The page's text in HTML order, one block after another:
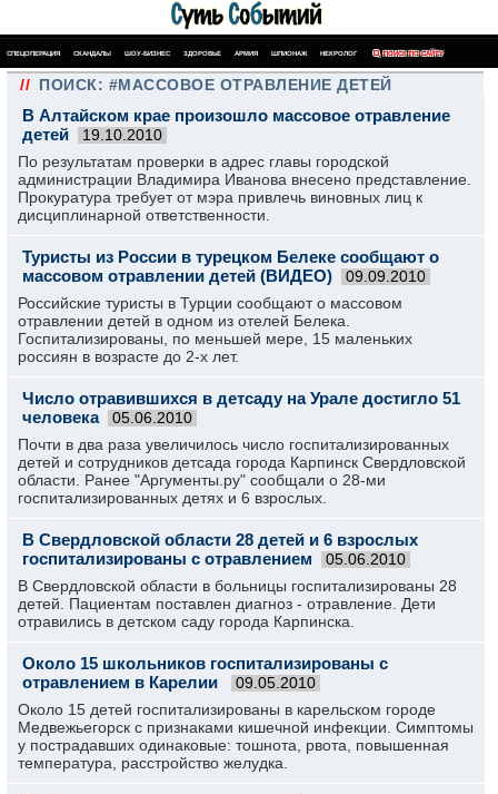
СПЕЦОПЕРАЦИЯ СКАНДАЛЫ ШОУ-БИЗНЕС ЗДОРОВЬЕ АРМИЯ ШПИОНАЖ НЕКРОЛОГ ПОИСК ПО САЙТУ
// ПОИСК: #МАССОВОЕ ОТРАВЛЕНИЕ ДЕТЕЙ
В Алтайском крае произошло массовое отравление
детей
19.10.2010
По результатам проверки в адрес главы городской
администрации Владимира Иванова внесено представление.
Прокуратура требует от мэра привлечь виновных лиц к
дисциплинарной ответственности.
Туристы из России в турецком Белеке сообщают о
массовом отравлении детей (ВИДЕО)
09.09.2010
Российские туристы в Турции сообщают о массовом
отравлении детей в одном из отелей Белека.
Госпитализированы, по меньшей мере, 15 маленьких
россиян в возрасте до 2-х лет.
Число отравившихся в детсаду на Урале достигло 51
человека
05.06.2010
Почти в два раза увеличилось число госпитализированных
детей и сотрудников детсада города Карпинск Свердловской
области. Ранее "Аргументы.ру" сообщали о 28-ми
госпитализированных детях и 6 взрослых.
В Свердловской области 28 детей и 6 взрослых
госпитализированы с отравлением
05.06.2010
В Свердловской области в больницы госпитализированы 28
детей. Пациентам поставлен диагноз - отравление. Дети
отравились в детском саду города Карпинска.
Около 15 школьников госпитализированы с
отравлением в Карелии
09.05.2010
Около 15 детей госпитализированы в карельском городе
Медвежьегорск с признаками кишечной инфекции. Симптомы
у пострадавших одинаковые: тошнота, рвота, повышенная
температура, расстройство желудка.